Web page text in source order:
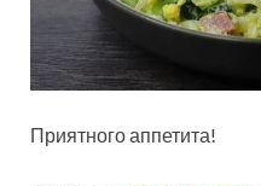
Приятного аппетита!